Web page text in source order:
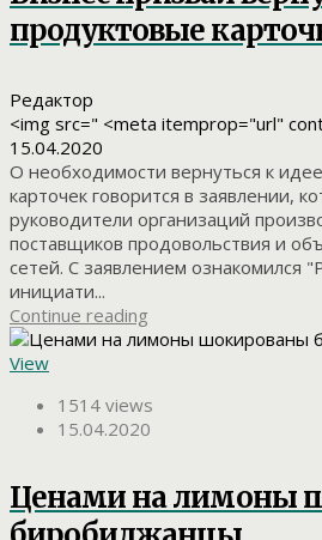
продуктовые
Редактор
<img src=" <meta itemprop="url"
15.04.2020
О необходимости вернуться к
карточек говорится в заявлении,
руководители организаций
поставщиков продовольствия и
сетей. С заявлением ознакомился
инициати...
Continue reading
View
1514 views
15.04.2020
Ценами на лимоны